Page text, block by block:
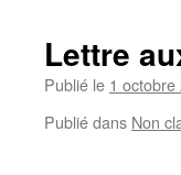
Lettre
Publié le 1 octobre
Publié dans Non